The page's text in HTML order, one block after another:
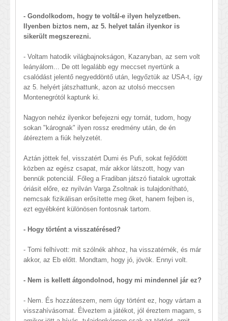
- Gondolkodom, hogy te voltál-e ilyen helyzetben.
Ilyenben biztos nem, az 5. helyet talán ilyenkor is
sikerült megszerezni.
- Voltam hatodik világbajnokságon, Kazanyban, az sem volt
leányálom... De ott legalább egy meccset nyertünk a
csalódást jelentő negyeddöntő után, legyőztük az USA-t, így
az 5. helyért játszhattunk, azon az utolsó meccsen
Montenegrótól kaptunk ki.
Nagyon nehéz ilyenkor befejezni egy tornát, tudom, hogy
sokan "kárognak" ilyen rossz eredmény után, de én
átéreztem a fiúk helyzetét.
Aztán jöttek fel, visszatért Dumi és Pufi, sokat fejlődött
közben az egész csapat, már akkor látszott, hogy van
bennük potenciál. Főleg a Fradiban játszó fiatalok ugrottak
óriásit előre, ez nyilván Varga Zsoltnak is tulajdonítható,
nemcsak fizikálisan erősítette meg őket, hanem fejben is,
ezt egyébként különösen fontosnak tartom.
- Hogy történt a visszatérésed?
- Tomi felhívott: mit szólnék ahhoz, ha visszatérnék, és már
akkor, az Eb előtt. Mondtam, hogy jó, jövök. Ennyi volt.
- Nem is kellett átgondolnod, hogy mi mindennel jár ez?
- Nem. És hozzáteszem, nem úgy történt ez, hogy vártam a
visszahívásomat. Élveztem a játékot, jól éreztem magam, s